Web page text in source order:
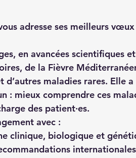
adresse ses meilleurs
en avancées scientifiques
, de la Fièvre
d’autres maladies rares. Elle
: mieux comprendre ces
des patient·es.
avec :
clinique, biologique et
internationales